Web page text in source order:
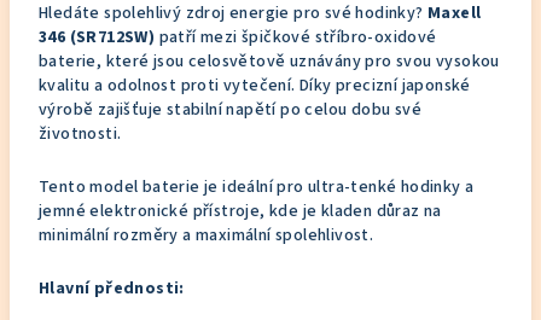
Hledáte spolehlivý zdroj energie pro své hodinky? Maxell
346 (SR712SW) patří mezi špičkové stříbro-oxidové
baterie, které jsou celosvětově uznávány pro svou vysokou
kvalitu a odolnost proti vytečení. Díky precizní japonské
výrobě zajišťuje stabilní napětí po celou dobu své
životnosti.
Tento model baterie je ideální pro ultra-tenké hodinky a
jemné elektronické přístroje, kde je kladen důraz na
minimální rozměry a maximální spolehlivost.
Hlavní přednosti: